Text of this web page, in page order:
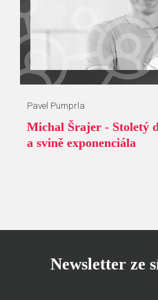
Pavel Pumprla
Michal Šrajer - Stoletý
a svině exponenciála
Newsletter ze